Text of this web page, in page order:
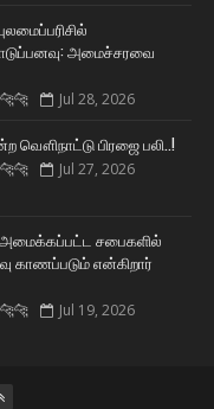
அமைச்சரவை
Jul 28, 2026
வௌிநாட்டு பிரஜை பலி..!
Jul 27, 2026
அமைக்கப்பட்ட சபைகளில்
காணப்படும் என்கிறார்
Jul 19, 2026